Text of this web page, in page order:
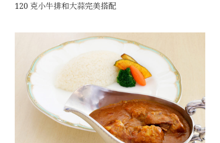
120 克小牛排和大蒜完美搭配